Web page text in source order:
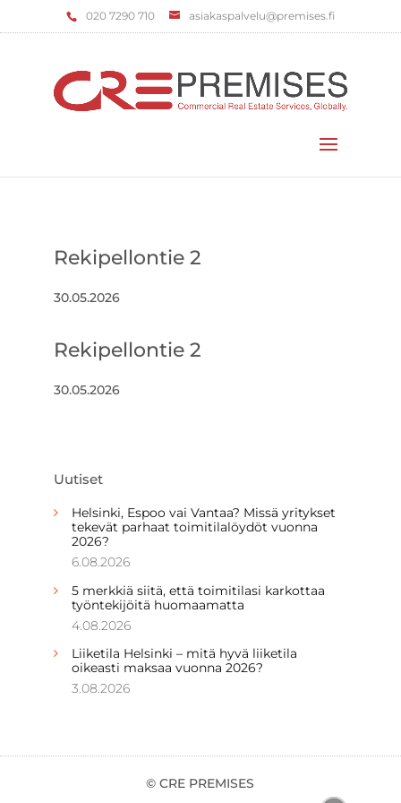
‌020 7290 710 asiakaspalvelu@premises.fi
Rekipellontie 2
30.05.2026
Rekipellontie 2
30.05.2026
Uutiset
Helsinki, Espoo vai Vantaa? Missä yritykset
tekevät parhaat toimitilalöydöt vuonna
2026?
6.08.2026
5 merkkiä siitä, että toimitilasi karkottaa
työntekijöitä huomaamatta
4.08.2026
Liiketila Helsinki – mitä hyvä liiketila
oikeasti maksaa vuonna 2026?
3.08.2026
© CRE PREMISES